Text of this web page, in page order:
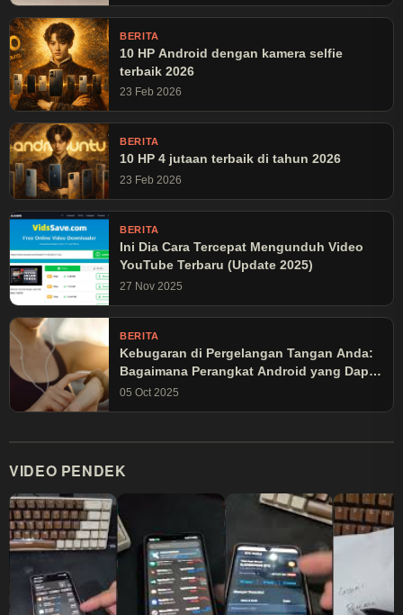
BERITA
10 HP Android dengan kamera selfie
terbaik 2026
23 Feb 2026
BERITA
10 HP 4 jutaan terbaik di tahun 2026
23 Feb 2026
BERITA
Ini Dia Cara Tercepat Mengunduh Video
YouTube Terbaru (Update 2025)
27 Nov 2025
BERITA
Kebugaran di Pergelangan Tangan Anda:
Bagaimana Perangkat Android yang Dapat
Dikenakan Mengubah Latihan Olahraga
05 Oct 2025
VIDEO PENDEK